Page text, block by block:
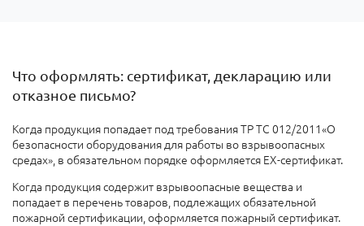
Что оформлять: сертификат, декларацию или
отказное письмо?
Когда продукция попадает под требования ТР ТС 012/2011«О
безопасности оборудования для работы во взрывоопасных
средах», в обязательном порядке оформляется EX-сертификат.
Когда продукция содержит взрывоопасные вещества и
попадает в перечень товаров, подлежащих обязательной
пожарной сертификации, оформляется пожарный сертификат.